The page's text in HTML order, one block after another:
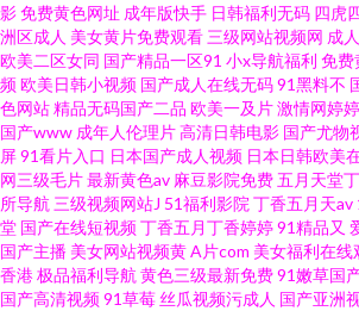
影免费黄色网址 成年版快手 日韩福利无码 四虎
洲区成人 美女黄片免费观看 三级网站视频网 成
欧美二区女同 国产精品一区91 小x导航福利 免费
频欧美日韩小视频 国产成人在线无码91黑料不
色网站精品无码国产二品 欧美一及片激情网婷婷
国产www 成年人伦理片高清日韩电影 国产尤物
屏91看片入口 日本国产成人视频 日本日韩欧美
网三级毛片最新黄色av 麻豆影院免费五月天堂
所导航 三级视频网站J 51福利影院 丁香五月天av
堂 国产在线短视频丁香五月丁香婷婷91精品又
国产主播 美女网站视频黄A片com 美女福利在线
香港极品福利导航 黄色三级最新免费91嫩草国
国产高清视频91草莓丝瓜视频污成人 国产亚洲